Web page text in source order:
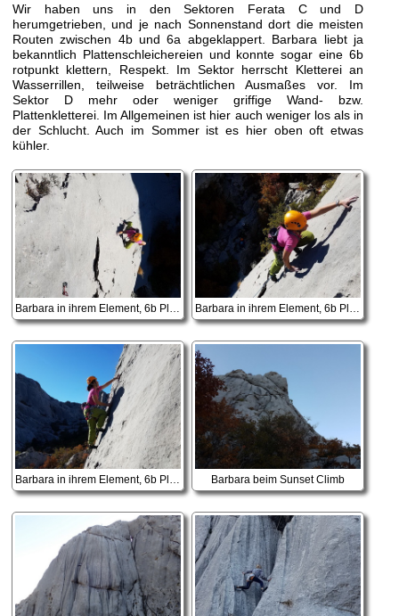
Wir haben uns in den Sektoren Ferata C und D
herumgetrieben, und je nach Sonnenstand dort die meisten
Routen zwischen 4b und 6a abgeklappert. Barbara liebt ja
bekanntlich Plattenschleichereien und konnte sogar eine 6b
rotpunkt klettern, Respekt. Im Sektor herrscht Kletterei an
Wasserrillen, teilweise beträchtlichen Ausmaßes vor. Im
Sektor D mehr oder weniger griffige Wand- bzw.
Plattenkletterei. Im Allgemeinen ist hier auch weniger los als in
der Schlucht. Auch im Sommer ist es hier oben oft etwas
kühler.
Barbara beim Sunset Climb